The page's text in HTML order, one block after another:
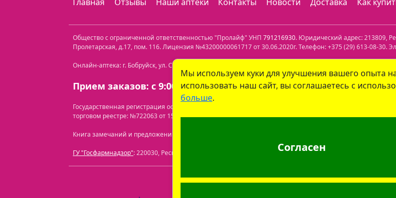
Общество с ограниченной ответственностью "Пролайф" УНП 791216930. Юридический адрес:213809,
Пролетарская, д.17, пом. 116. Лицензия №43200000061717 от 30.06.2020г. Телефон:+375 (29) 613-08-30.
Онлайн-аптека: г. Бобруйск, ул. Советская 40-3. Телефон: +375 (29) 339-79-59. Электронная почта:
Прием заказов: с 9:00 до 21:00.
Государственная регистрация осуществлена Бобруйским городским исполнительным комитетом
торговом реестре: №722063 от 15.07.2024.Перечень юрлиц на сайте ГУ "Госфармнадзор".
Книга замечаний и предложений находится по адресу: г. Бобруйск, ул. Советская 40-3. Телефон: +375 (29)
ГУ "Госфармнадзор": 220030, Республика Беларусь, г. Минск, ул.Мясникова, 32-2. Телефон: +375 (17) 271-
ООО "Пролайф", УНП 791216930
Мы используем куки для улучшения вашего опыта
использовать наш сайт, вы соглашаетесь с
больше.
Согласен